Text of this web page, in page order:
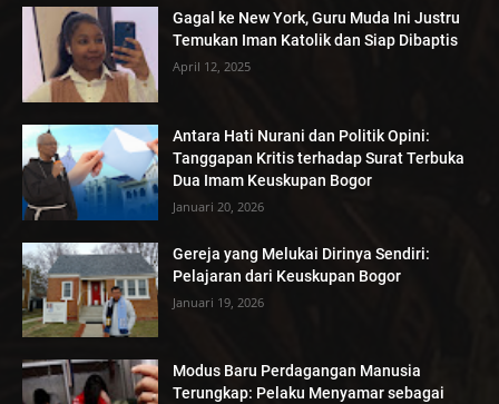
Gagal ke New York, Guru Muda Ini Justru
Temukan Iman Katolik dan Siap Dibaptis
April 12, 2025
Antara Hati Nurani dan Politik Opini:
Tanggapan Kritis terhadap Surat Terbuka
Dua Imam Keuskupan Bogor
Januari 20, 2026
Gereja yang Melukai Dirinya Sendiri:
Pelajaran dari Keuskupan Bogor
Januari 19, 2026
Modus Baru Perdagangan Manusia
Terungkap: Pelaku Menyamar sebagai